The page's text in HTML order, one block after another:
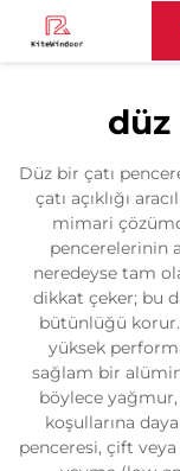
Destek
Ürünler
Uygulama
Haberler
düz
Düz bir çatı
çatı açıklığı
mimari
pencerelerinin
neredeyse tam
dikkat çeker; bu
bütünlüğü
yüksek
sağlam bir
böylece yağmur,
koşullarına
penceresi, çift